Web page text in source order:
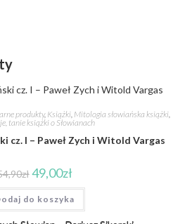
produkty, Książki Mitologia słowiańska książki
tanie książki o Słowianach
cz. I – Paweł Zych i Witold Vargas
zł 49,00zł
do koszyka